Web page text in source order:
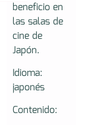
beneficio en
las salas de
cine de
Japón.
Idioma:
japonés
Contenido: